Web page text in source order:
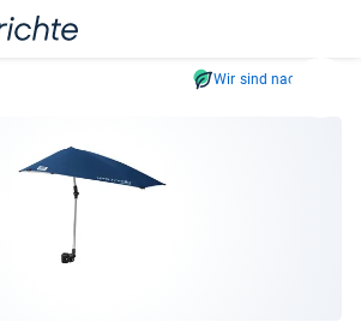
Wir sind nachhaltig